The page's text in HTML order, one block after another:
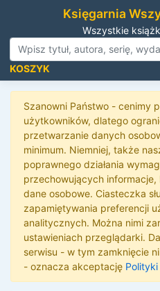
Księgarnia
Wszystkie
KOSZYK
Szanowni Państwo - cenimy
użytkowników, dlatego
przetwarzanie danych
minimum. Niemniej, także
poprawnego działania
przechowujących
dane osobowe. Ciasteczka
zapamiętywania preferencji
analitycznych. Można nimi
ustawieniach przeglądarki.
serwisu - w tym zamknięcie
- oznacza akceptację